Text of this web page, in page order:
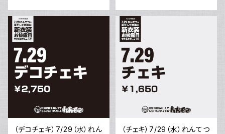
（デコチェキ）7/29（水）れん
（チェキ）7/29（水）れんてつ